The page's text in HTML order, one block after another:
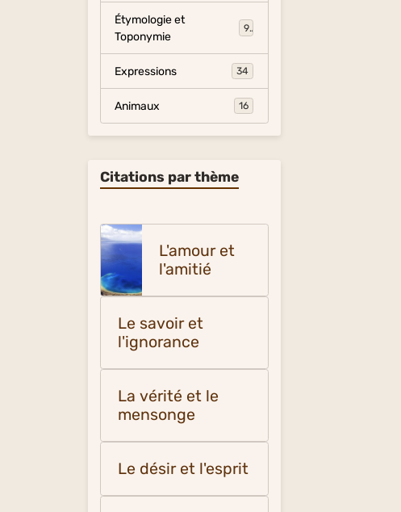
Étymologie et
Toponymie
9
Expressions 34
Animaux 16
Citations par thème
L'amour et
l'amitié
Le savoir et
l'ignorance
La vérité et le
mensonge
Le désir et l'esprit